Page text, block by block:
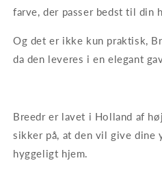
farve, der passer bedst til din
Og det er ikke kun praktisk,
da den leveres i en elegant
Breedr er lavet i Holland af
sikker på, at den vil give dine
hyggeligt hjem.